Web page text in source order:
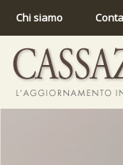
Chi siamo